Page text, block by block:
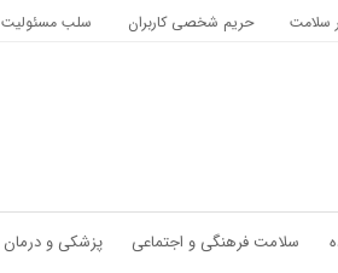
سلامت حریم شخصی کاربران سلب مسئولیت
سلامت فرهنگی و اجتماعی پزشکی و درمان